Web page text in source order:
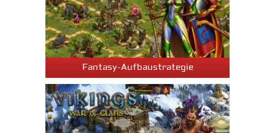
Fantasy-Aufbaustrategie